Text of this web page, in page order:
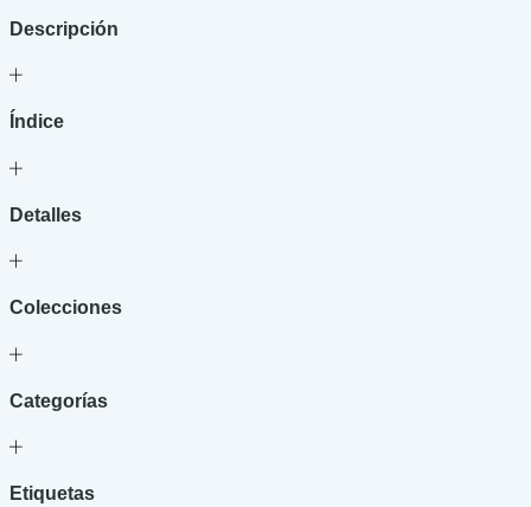
cantidad
Descripción
Índice
Detalles
Colecciones
Categorías
Etiquetas